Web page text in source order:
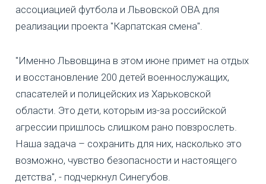
ассоциацией футбола и Львовской ОВА для
реализации проекта "Карпатская смена".
"Именно Львовщина в этом июне примет на отдых
и восстановление 200 детей военнослужащих,
спасателей и полицейских из Харьковской
области. Это дети, которым из-за российской
агрессии пришлось слишком рано повзрослеть.
Наша задача – сохранить для них, насколько это
возможно, чувство безопасности и настоящего
детства", - подчеркнул Синегубов.